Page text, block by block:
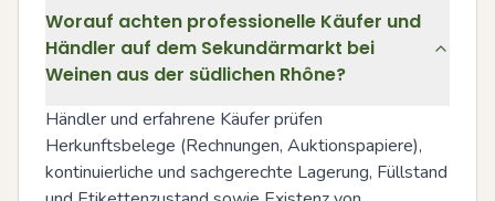
Worauf achten professionelle Käufer und
Händler auf dem Sekundärmarkt bei
Weinen aus der südlichen Rhône?
Händler und erfahrene Käufer prüfen
Herkunftsbelege (Rechnungen, Auktionspapiere),
kontinuierliche und sachgerechte Lagerung, Füllstand